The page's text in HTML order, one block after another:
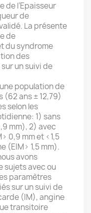
de l’Epaisseur
de
La présente
de
du syndrome
des
un suivi de
population de
ans ± 12,79)
selon les
1) sans
mm), 2) avec
0,9 mm et <1,5
(EIM> 1,5 mm).
avons
sujets avec ou
paramètres
sur un suivi de
(IM), angine
transitoire